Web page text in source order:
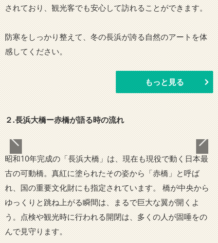
されており、観光客でも安心して訪れることができます。
防寒をしっかり整えて、冬の長浜が誇る自然のアートを体
感してください。
もっと見る
２.長浜大橋ー赤橋が語る時の流れ
昭和10年完成の「長浜大橋」は、現在も現役で動く日本最
古の可動橋。真紅に塗られたその姿から「赤橋」と呼ば
れ、国の重要文化財にも指定されています。 橋が中央から
ゆっくりと跳ね上がる瞬間は、まるで巨大な翼が開くよ
う。点検や観光時に行われる開閉は、多くの人が固唾をの
んで見守ります。